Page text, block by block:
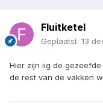
Fluitketel
Geplaatst: 13
Hier zijn iig de
de rest van de vakken